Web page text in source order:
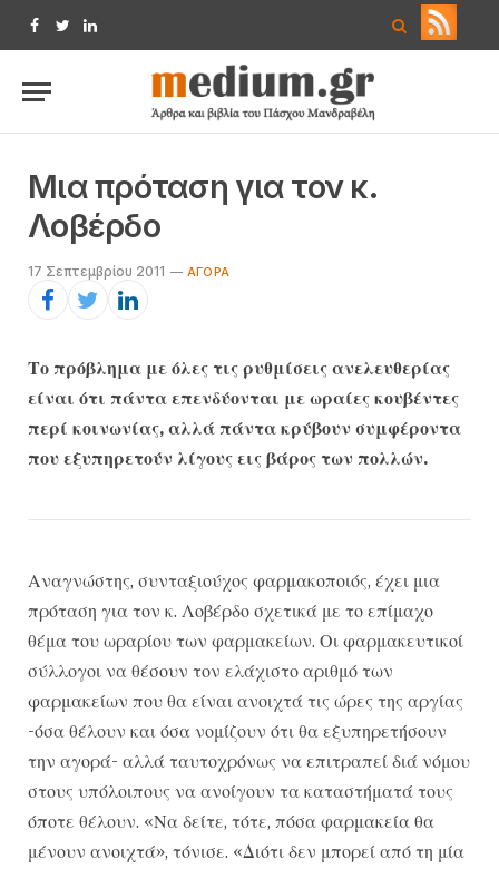
Facebook
TwitterLinkedIn
Μια πρόταση για τον κ.
Λοβέρδο
17 Σεπτεμβρίου 2011 ΑΓΟΡΆ
Το πρόβλημα με όλες τις ρυθμίσεις ανελευθερίας
είναι ότι πάντα επενδύονται με ωραίες κουβέντες
περί κοινωνίας, αλλά πάντα κρύβουν συμφέροντα
που εξυπηρετούν λίγους εις βάρος των πολλών.
Αναγνώστης, συνταξιούχος φαρμακοποιός, έχει μια
πρόταση για τον κ. Λοβέρδο σχετικά με το επίμαχο
θέμα του ωραρίου των φαρμακείων. Οι φαρμακευτικοί
σύλλογοι να θέσουν τον ελάχιστο αριθμό των
φαρμακείων που θα είναι ανοιχτά τις ώρες της αργίας
-όσα θέλουν και όσα νομίζουν ότι θα εξυπηρετήσουν
την αγορά- αλλά ταυτοχρόνως να επιτραπεί διά νόμου
στους υπόλοιπους να ανοίγουν τα καταστήματά τους
όποτε θέλουν. «Να δείτε, τότε, πόσα φαρμακεία θα
μένουν ανοιχτά», τόνισε. «Διότι δεν μπορεί από τη μία